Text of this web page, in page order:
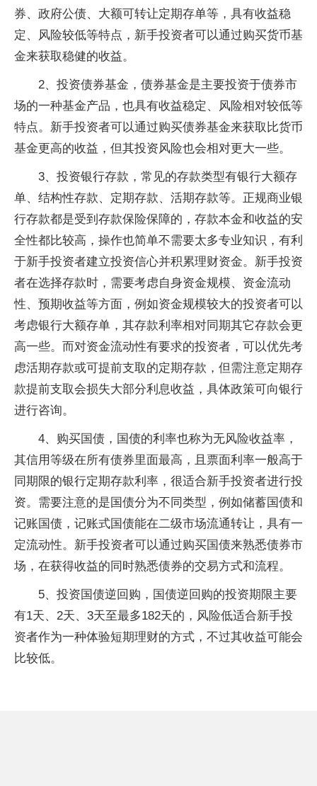
券、政府公债、大额可转让定期存单等，具有收益稳
定、风险较低等特点，新手投资者可以通过购买货币基
金来获取稳健的收益。
2、投资债券基金，债券基金是主要投资于债券市
场的一种基金产品，也具有收益稳定、风险相对较低等
特点。新手投资者可以通过购买债券基金来获取比货币
基金更高的收益，但其投资风险也会相对更大一些。
3、投资银行存款，常见的存款类型有银行大额存
单、结构性存款、定期存款、活期存款等。正规商业银
行存款都是受到存款保险保障的，存款本金和收益的安
全性都比较高，操作也简单不需要太多专业知识，有利
于新手投资者建立投资信心并积累理财资金。新手投资
者在选择存款时，需要考虑自身资金规模、资金流动
性、预期收益等方面，例如资金规模较大的投资者可以
考虑银行大额存单，其存款利率相对同期其它存款会更
高一些。而对资金流动性有要求的投资者，可以优先考
虑活期存款或可提前支取的定期存款，但需注意定期存
款提前支取会损失大部分利息收益，具体政策可向银行
进行咨询。
4、购买国债，国债的利率也称为无风险收益率，
其信用等级在所有债券里面最高，且票面利率一般高于
同期限的银行定期存款利率，很适合新手投资者进行投
资。需要注意的是国债分为不同类型，例如储蓄国债和
记账国债，记账式国债能在二级市场流通转让，具有一
定流动性。新手投资者可以通过购买国债来熟悉债券市
场，在获得收益的同时熟悉债券的交易方式和流程。
5、投资国债逆回购，国债逆回购的投资期限主要
有1天、2天、3天至最多182天的，风险低适合新手投
资者作为一种体验短期理财的方式，不过其收益可能会
比较低。